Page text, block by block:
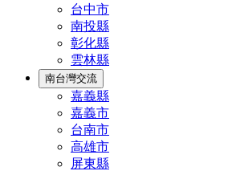
台中市
南投縣
彰化縣
雲林縣
南台灣交流
嘉義縣
嘉義市
台南市
高雄市
屏東縣